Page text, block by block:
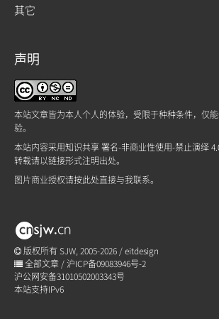
其它
声明
本站文章皆为本人个人的体验，受限于种种条件，仅
验。
本站内容采用知识共享 署名-非商业性使用-禁止演绎
转载请以链接形式注明出处。
图片商业授权请按此处直接与我联系。
版权所有 SJW, 2005-2026 /eitdesign
全部文章 /沪ICP备09083946号-2
沪公网安备31010502003343号
本站支持IPv6